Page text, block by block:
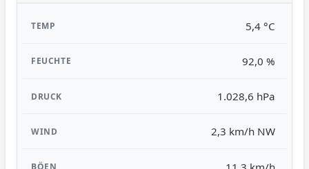
5,4 °C
92,0 %
1.028,6 hPa
2,3 km/h NW